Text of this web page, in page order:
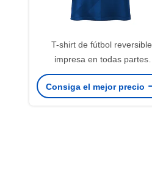
T-shirt de fútbol reversible
impresa en todas partes
camisetas de fútbol para
hombres personalizadas
Consiga el mejor precio